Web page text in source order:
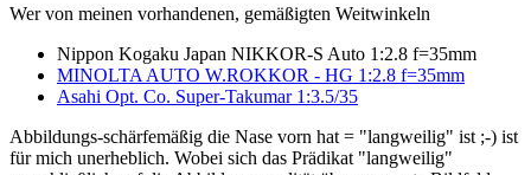
Wer von meinen vorhandenen, gemäßigten Weitwinkeln
Nippon Kogaku Japan NIKKOR-S Auto 1:2.8 f=35mm
MINOLTA AUTO W.ROKKOR - HG 1:2.8 f=35mm
Asahi Opt. Co. Super-Takumar 1:3.5/35
Abbildungs-schärfemäßig die Nase vorn hat = "langweilig" ist ;-) ist
für mich unerheblich. Wobei sich das Prädikat "langweilig"